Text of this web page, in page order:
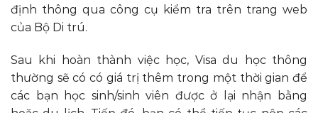
định thông qua công cụ kiểm tra trên trang web
của Bộ Di trú.
Sau khi hoàn thành việc học, Visa du học thông
thường sẽ có có giá trị thêm trong một thời gian để
các bạn học sinh/sinh viên được ở lại nhận bằng